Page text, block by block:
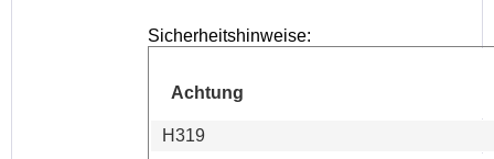
Sicherheitshinweise:
Achtung
H319